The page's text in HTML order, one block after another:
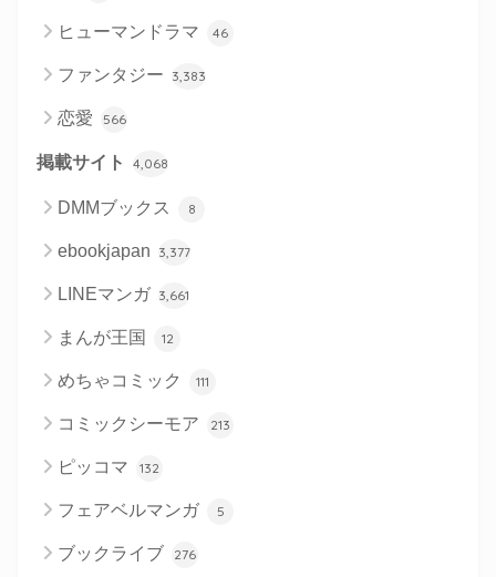
ヒューマンドラマ 46
ファンタジー 3,383
恋愛 566
掲載サイト 4,068
DMMブックス 8
ebookjapan 3,377
LINEマンガ 3,661
まんが王国 12
めちゃコミック 111
コミックシーモア 213
ピッコマ 132
フェアベルマンガ 5
ブックライブ 276